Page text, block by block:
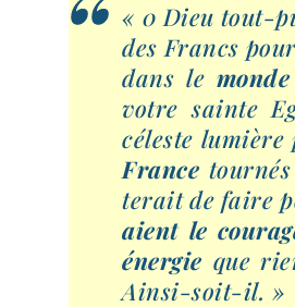
« 0 Dieu tout-​
des Francs
dans le
votre sainte
céleste
France
te­rait de faire
aient le
éner­gie que
Ainsi-soit-il. »